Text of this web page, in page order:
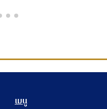
ข้อมูลข่าวสาร ปี 2542-2548
เมนู